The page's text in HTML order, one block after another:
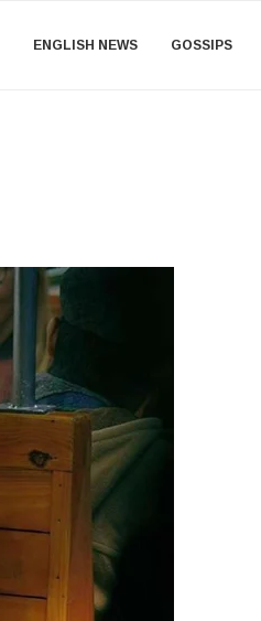
ENGLISH NEWS GOSSIPS